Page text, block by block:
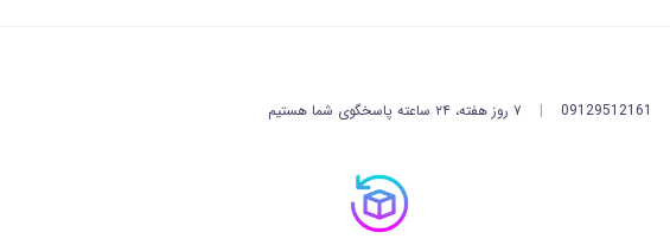
09129512161
| ۷ روز هفته، ۲۴ ساعته پاسخگوی شما هستیم